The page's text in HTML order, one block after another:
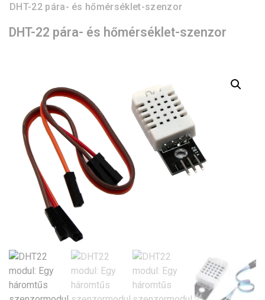
DHT-22 pára- és hőmérséklet-szenzor
DHT-22 pára- és hőmérséklet-szenzor